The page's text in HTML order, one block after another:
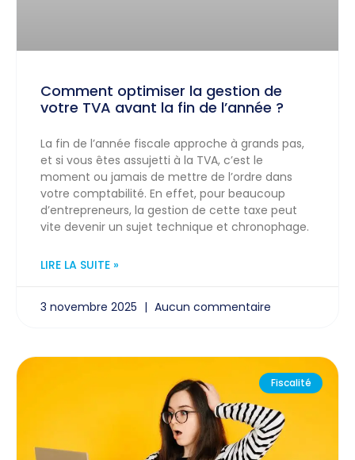
Comment optimiser la gestion de
votre TVA avant la fin de l’année ?
La fin de l’année fiscale approche à grands pas,
et si vous êtes assujetti à la TVA, c’est le
moment ou jamais de mettre de l’ordre dans
votre comptabilité. En effet, pour beaucoup
d’entrepreneurs, la gestion de cette taxe peut
vite devenir un sujet technique et chronophage.
LIRE LA SUITE »
3 novembre 2025 Aucun commentaire
Fiscalité